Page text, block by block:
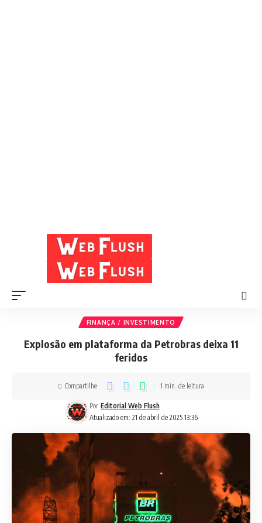
FINANÇA / INVESTIMENTO
Explosão em plataforma da Petrobras deixa 11
feridos
Atualizado em: 21 de abril de 2025 13:36
Por Editorial Web Flush
Compartilhe 1 min. de leitura